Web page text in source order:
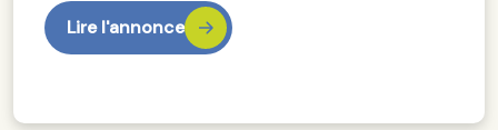
Lire l'annonce